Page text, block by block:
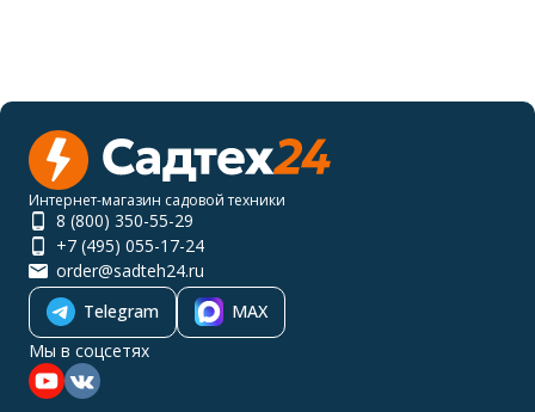
Интернет-магазин садовой техники
8 (800) 350-55-29
+7 (495) 055-17-24
order@sadteh24.ru
Telegram
MAX
Мы в соцсетях